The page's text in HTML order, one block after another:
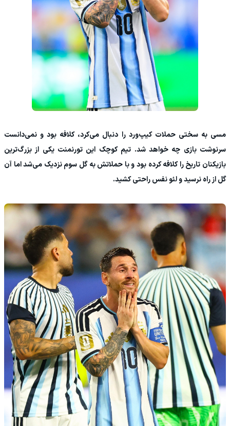
مسی به سختی حملات کیپ‌ورد را دنبال می‌کرد، کلافه بود و نمی‌دانست
سرنوشت بازی چه خواهد شد. تیم کوچک این تورنمنت یکی از بزرگ‌ترین
بازیکنان تاریخ را کلافه کرده بود و با حملاتش به گل سوم نزدیک می‌شد اما آن
گل از راه نرسید و لئو نفس راحتی کشید.